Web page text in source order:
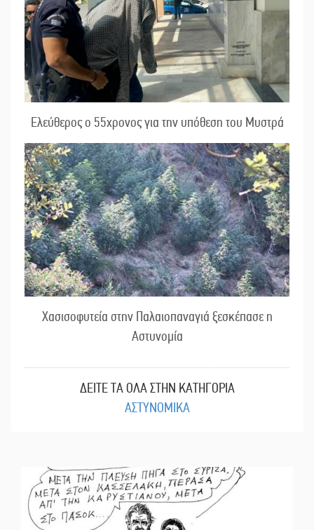
Ελεύθερος ο 55χρονος για την υπόθεση του Μυστρά
Χασισοφυτεία στην Παλαιοπαναγιά ξεσκέπασε η
Αστυνομία
ΔΕΙΤΕ ΤΑ ΟΛΑ ΣΤΗΝ ΚΑΤΗΓΟΡΙΑ
ΑΣΤΥΝΟΜΙΚΑ